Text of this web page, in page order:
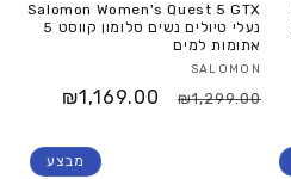
Salomon Women's Quest 5 GTX
נעלי טיולים נשים סלומון קווסט 5
אתומות למים
SALOMON
₪1,299.00
₪1,169.00
מבצע